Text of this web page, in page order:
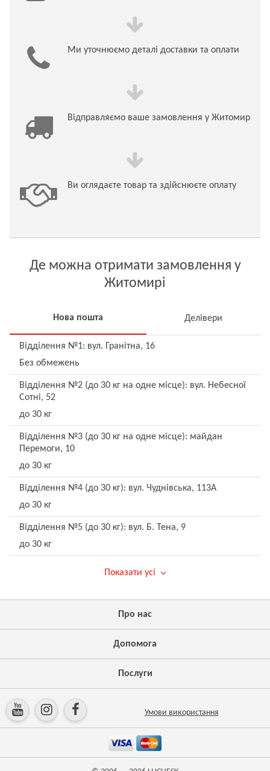
Ми уточнюємо деталі доставки та оплати
Відправляємо ваше замовлення у Житомир
Ви оглядаєте товар та здійснюєте оплату
Де можна отримати замовлення у
Житомирі
Нова пошта Делівери
Відділення №1: вул. Гранітна, 16
Без обмежень
Відділення №2 (до 30 кг на одне місце): вул. Небесної
Сотні, 52
до 30 кг
Відділення №3 (до 30 кг на одне місце): майдан
Перемоги, 10
до 30 кг
Відділення №4 (до 30 кг): вул. Чуднівська, 113А
до 30 кг
Відділення №5 (до 30 кг): вул. Б. Тена, 9
до 30 кг
Показати усі
Про нас
Допомога
Послуги
Умови використання